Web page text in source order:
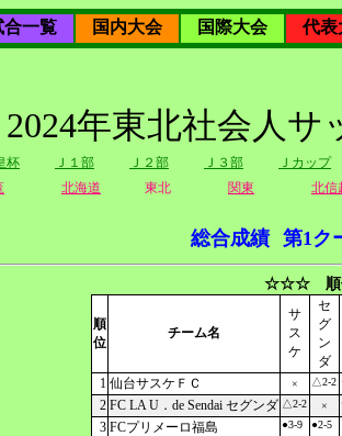
合一覧 国内大会 国際大会
代表
2024年東北社会人
杯 Ｊ１部 Ｊ２部 Ｊ３部
Ｊカップ
北海道 東北 関東 北信
総合成績 第1ク
☆☆☆ 順
順
位
チーム名
サ
ス
ケ
セ
グ
ン
ダ
1 仙台サスケＦＣ × △2-2
2 FC LA U．de Sendai セグンダ △2-2 ×
3 FCプリメーロ福島 ●3-9 ●2-5